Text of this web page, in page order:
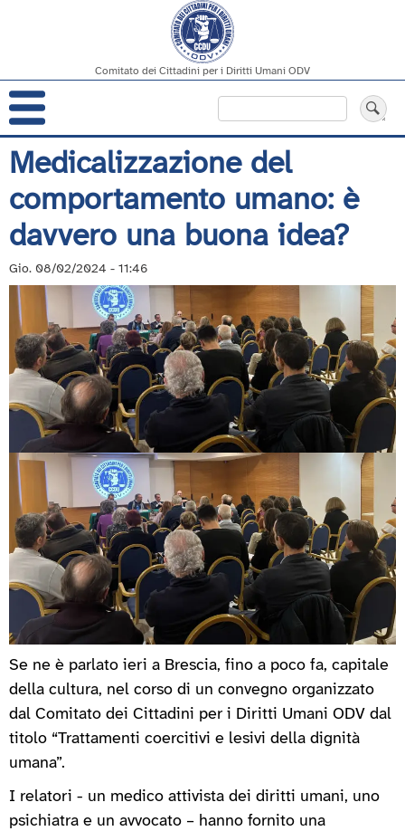
Salta
al
contenuto
principale
Comitato dei Cittadini per i Diritti Umani ODV
Navigazione
principale
Medicalizzazione del
comportamento umano: è
davvero una buona idea?
Gio. 08/02/2024 - 11:46
Se ne è parlato ieri a Brescia, fino a poco fa, capitale
della cultura, nel corso di un convegno organizzato
dal Comitato dei Cittadini per i Diritti Umani ODV dal
titolo “Trattamenti coercitivi e lesivi della dignità
umana”.
I relatori - un medico attivista dei diritti umani, uno
psichiatra e un avvocato – hanno fornito una